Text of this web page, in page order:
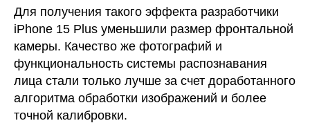
Для получения такого эффекта разработчики
iPhone 15 Plus уменьшили размер фронтальной
камеры. Качество же фотографий и
функциональность системы распознавания
лица стали только лучше за счет доработанного
алгоритма обработки изображений и более
точной калибровки.